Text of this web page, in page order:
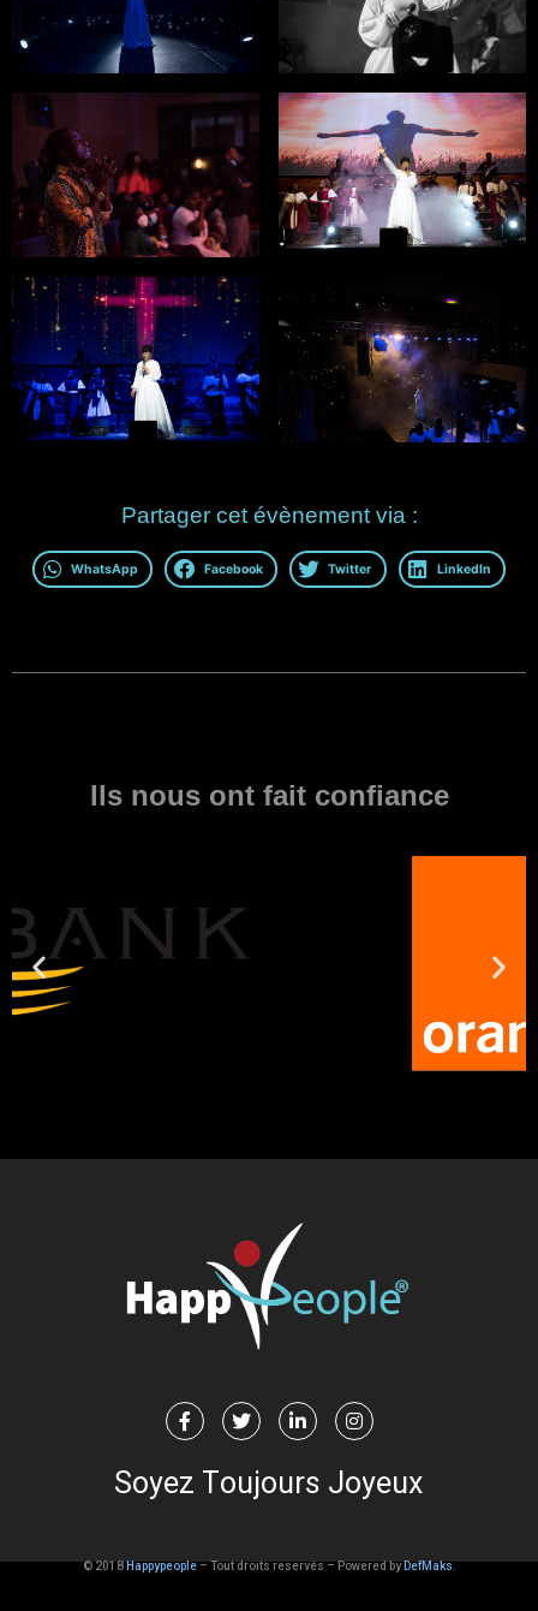
Partager cet évènement via :
WhatsApp Facebook Twitter LinkedIn
Ils nous ont fait confiance
Be Always Happy
© 2018Happypeople– Tout droits reservés – Powered byDefMaks.